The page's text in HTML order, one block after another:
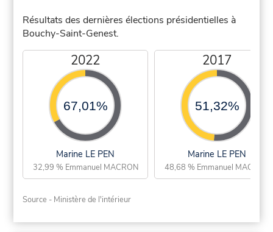
Résultats des dernières élections présidentielles à
Bouchy-Saint-Genest.
2022
67,01%
Marine LE PEN
32,99 % Emmanuel MACRON
2017
51,32%
Marine LE PEN
48,68 % Emmanuel MACRON
Source - Ministère de l'intérieur